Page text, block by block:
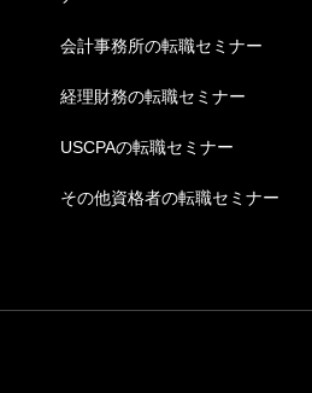
会計事務所の転職セミナー
経理財務の転職セミナー
USCPAの転職セミナー
その他資格者の転職セミナー